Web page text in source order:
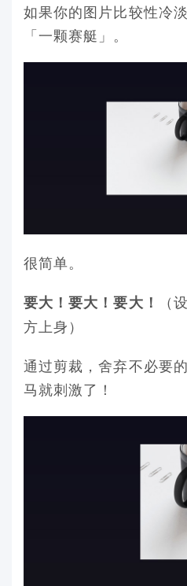
如果你的图片比较性冷
「一颗赛艇」。
很简单。
要大！要大！要大！
（
方上身）
通过剪裁，舍弃不必要
马就刺激了！